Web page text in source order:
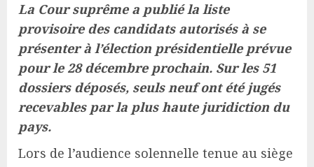
La Cour suprême a publié la liste
provisoire des candidats autorisés à se
présenter à l’élection présidentielle prévue
pour le 28 décembre prochain. Sur les 51
dossiers déposés, seuls neuf ont été jugés
recevables par la plus haute juridiction du
pays.
Lors de l’audience solennelle tenue au siège